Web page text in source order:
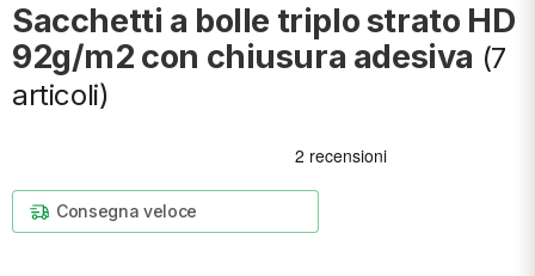
Sacchetti a bolle triplo strato HD
92g/m2 con chiusura adesiva (7
articoli)
Consegna veloce